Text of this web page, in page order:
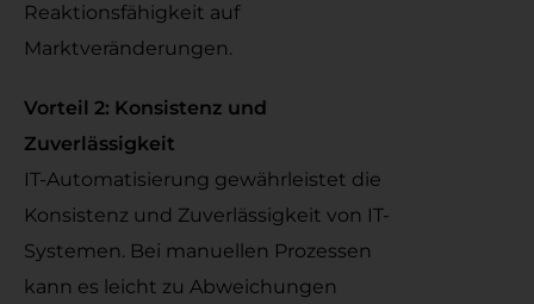
Reaktionsfähigkeit auf
Marktveränderungen.
Vorteil 2: Konsistenz und
Zuverlässigkeit
IT-Automatisierung gewährleistet die
Konsistenz und Zuverlässigkeit von IT-
Systemen. Bei manuellen Prozessen
kann es leicht zu Abweichungen